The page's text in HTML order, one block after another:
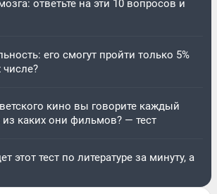
ответьте на эти 10 вопросов и
его смогут пройти только 5%
кино вы говорите каждый
каких они фильмов? — тест
этот тест по литературе за минуту, а